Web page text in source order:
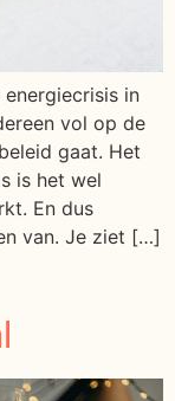
in
vol op de
gaat. Het
is het wel
En dus
van. Je ziet […]